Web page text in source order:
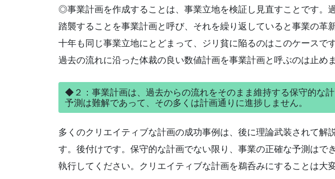
◎事業計画を作成することは、事業立地を検証し見直すことです。
踏襲することを事業計画と呼び、それを繰り返していると事業の革
十年も同じ事業立地にとどまって、ジリ貧に陥るのはこのケースです
過去の流れに沿った体裁の良い数値計画を事業計画と呼ぶのは止めま
◆２：事業計画は、過去からの流れをそのまま維持する保守的な
予測は難解であって、その多くは計画通りに進捗しません。
多くのクリエイティブな計画の成功事例は、後に理論武装されて解
す。後付けです。保守的な計画でない限り、事業の正確な予測はで
執行してください。クリエイティブな計画を鵜呑みにすることは大